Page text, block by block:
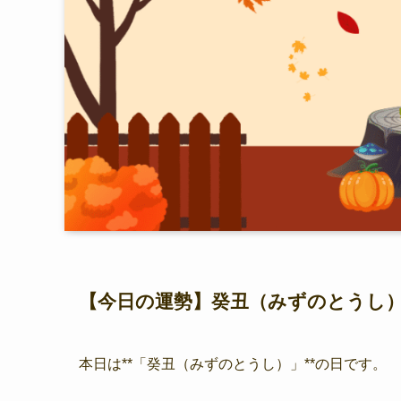
【今日の運勢】癸丑（みずのとうし
本日は**「癸丑（みずのとうし）」**の日です。